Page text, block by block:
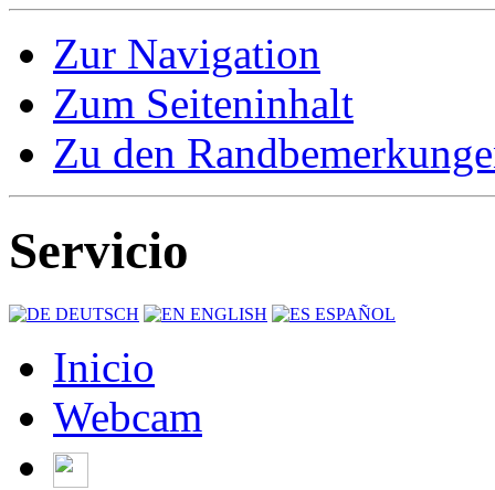
Zur Navigation
Zum Seiteninhalt
Zu den
Servicio
DEUTSCH ENGLISH ESPAÑOL
Inicio
Webcam